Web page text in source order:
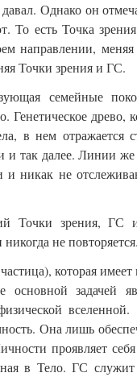
Однако он
То есть Точка
направлении, меняя
Точки зрения и ГС.
семейные
Генетическое древо,
в нем отражается
и так далее. Линии
и никак не
Точки зрения, ГС
не повторяется.
которая имеет
задачей
Она лишь
проявляет
в Тело. ГС